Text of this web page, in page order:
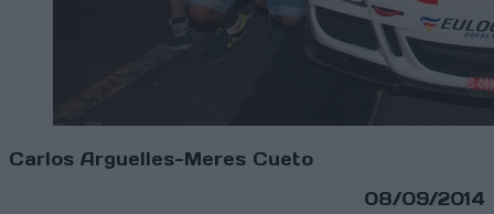
Carlos Arguelles-Meres Cueto
08/09/2014